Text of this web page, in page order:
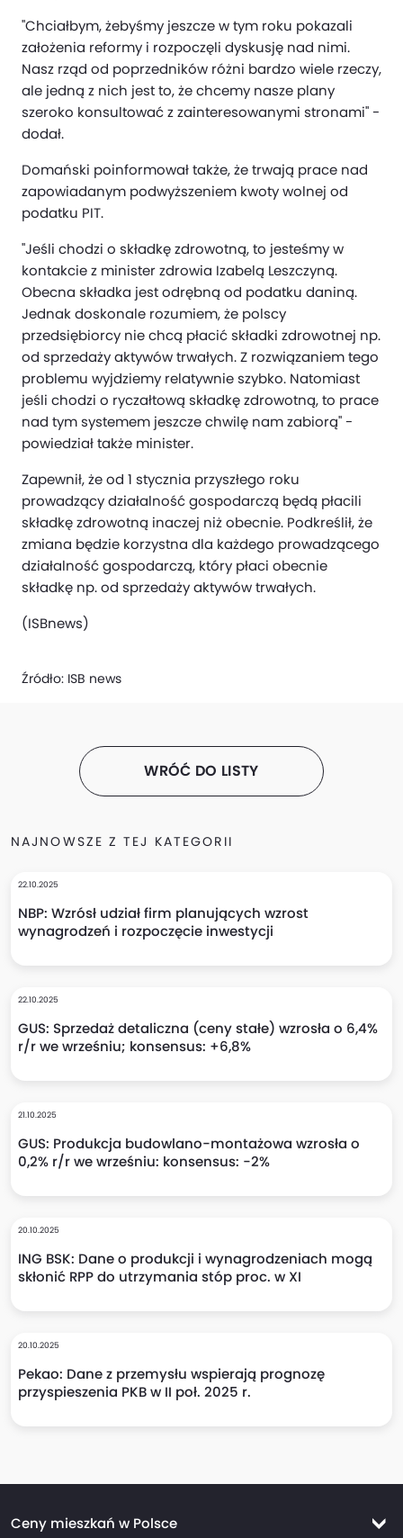
"Chciałbym, żebyśmy jeszcze w tym roku pokazali
założenia reformy i rozpoczęli dyskusję nad nimi.
Nasz rząd od poprzedników różni bardzo wiele rzeczy,
ale jedną z nich jest to, że chcemy nasze plany
szeroko konsultować z zainteresowanymi stronami" -
dodał.
Domański poinformował także, że trwają prace nad
zapowiadanym podwyższeniem kwoty wolnej od
podatku PIT.
"Jeśli chodzi o składkę zdrowotną, to jesteśmy w
kontakcie z minister zdrowia Izabelą Leszczyną.
Obecna składka jest odrębną od podatku daniną.
Jednak doskonale rozumiem, że polscy
przedsiębiorcy nie chcą płacić składki zdrowotnej np.
od sprzedaży aktywów trwałych. Z rozwiązaniem tego
problemu wyjdziemy relatywnie szybko. Natomiast
jeśli chodzi o ryczałtową składkę zdrowotną, to prace
nad tym systemem jeszcze chwilę nam zabiorą" -
powiedział także minister.
Zapewnił, że od 1 stycznia przyszłego roku
prowadzący działalność gospodarczą będą płacili
składkę zdrowotną inaczej niż obecnie. Podkreślił, że
zmiana będzie korzystna dla każdego prowadzącego
działalność gospodarczą, który płaci obecnie
składkę np. od sprzedaży aktywów trwałych.
(ISBnews)
Źródło: ISB news
WRÓĆ DO LISTY
NAJNOWSZE Z TEJ KATEGORII
22.10.2025
NBP: Wzrósł udział firm planujących wzrost
wynagrodzeń i rozpoczęcie inwestycji
22.10.2025
GUS: Sprzedaż detaliczna (ceny stałe) wzrosła o 6,4%
r/r we wrześniu; konsensus: +6,8%
21.10.2025
GUS: Produkcja budowlano-montażowa wzrosła o
0,2% r/r we wrześniu: konsensus: -2%
20.10.2025
ING BSK: Dane o produkcji i wynagrodzeniach mogą
skłonić RPP do utrzymania stóp proc. w XI
20.10.2025
Pekao: Dane z przemysłu wspierają prognozę
przyspieszenia PKB w II poł. 2025 r.
Ceny mieszkań w Polsce